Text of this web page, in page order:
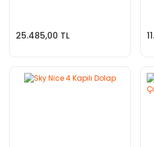
25.485,00 TL